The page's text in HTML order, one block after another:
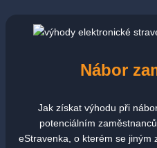
Nábor
Jak získat výhodu při
potenciálním
eStravenka, o kterém se jiným